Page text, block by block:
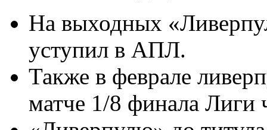
На выходных
уступил в АПЛ.
Также в феврале
матче 1/8 финала Лиги